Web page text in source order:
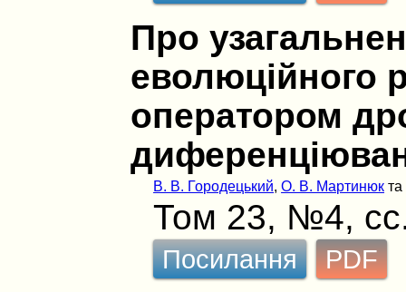
Про
еволюційного
оператором
В. В. Городецький,О. В. Мартинюк та
Том 23, №4,
Посилання PDF